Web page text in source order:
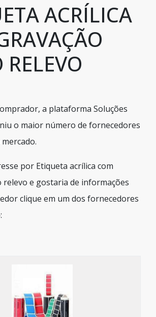
ACRÍLICA
RELEVO
a plataforma Soluções
o maior número de fornecedores
por Etiqueta acrílica com
relevo e gostaria de informações
clique em um dos fornecedores